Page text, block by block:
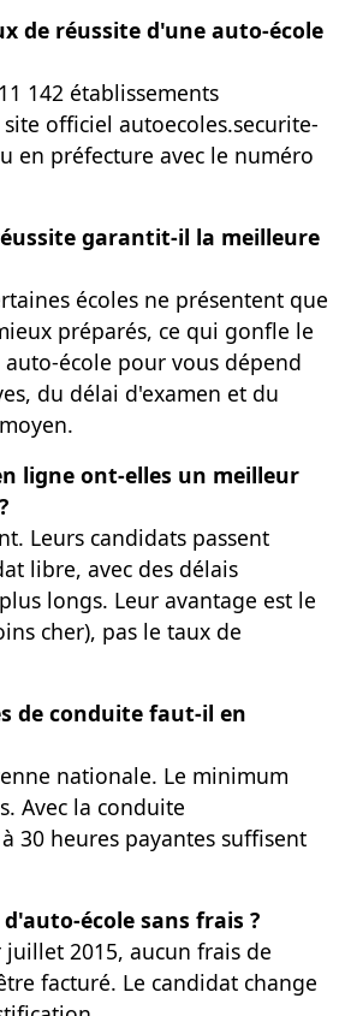
de réussite d'une auto-école
142 établissements
officiel autoecoles.securite-
en préfecture avec le numéro
garantit-il la meilleure
écoles ne présentent que
préparés, ce qui gonfle le
école pour vous dépend
du délai d'examen et du
ligne ont-elles un meilleur
Leurs candidats passent
libre, avec des délais
longs. Leur avantage est le
cher), pas le taux de
de conduite faut-il en
nationale. Le minimum
Avec la conduite
30 heures payantes suffisent
école sans frais ?
2015, aucun frais de
facturé. Le candidat change